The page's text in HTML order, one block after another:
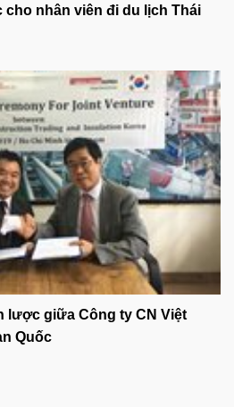
cho nhân viên đi du lịch Thái
lược giữa Công ty CN Việt
Quốc